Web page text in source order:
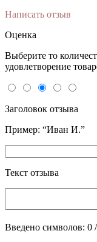
Написать отзыв
Оценка
Выберите то
удовлетворение
Заголовок отзыва
Пример: “Иван И.”
Текст отзыва
Введено символов: 0